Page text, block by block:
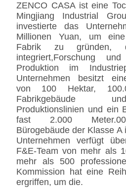
ZENCO CASA ist eine
Mingjiang Industrial
investierte das
Millionen Yuan, um
Fabrik zu gründen,
integriert,Forschung
Produktion im
Unternehmen besitzt
von 100 Hektar,
Fabrikgebäude
Produktionslinien und ein
fast 2.000
Bürogebäude der Klasse
Unternehmen verfügt
F&E-Team von mehr als
mehr als 500
Kommission hat eine
ergriffen, um die.